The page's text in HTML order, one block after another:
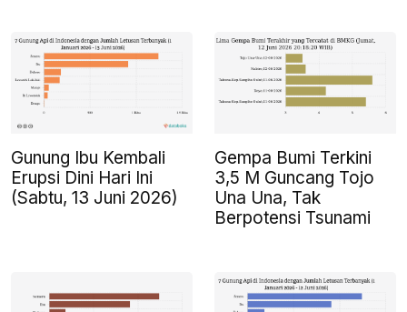
Gunung Ibu Kembali
Erupsi Dini Hari Ini
(Sabtu, 13 Juni 2026)
Gempa Bumi Terkini
3,5 M Guncang Tojo
Una Una, Tak
Berpotensi Tsunami